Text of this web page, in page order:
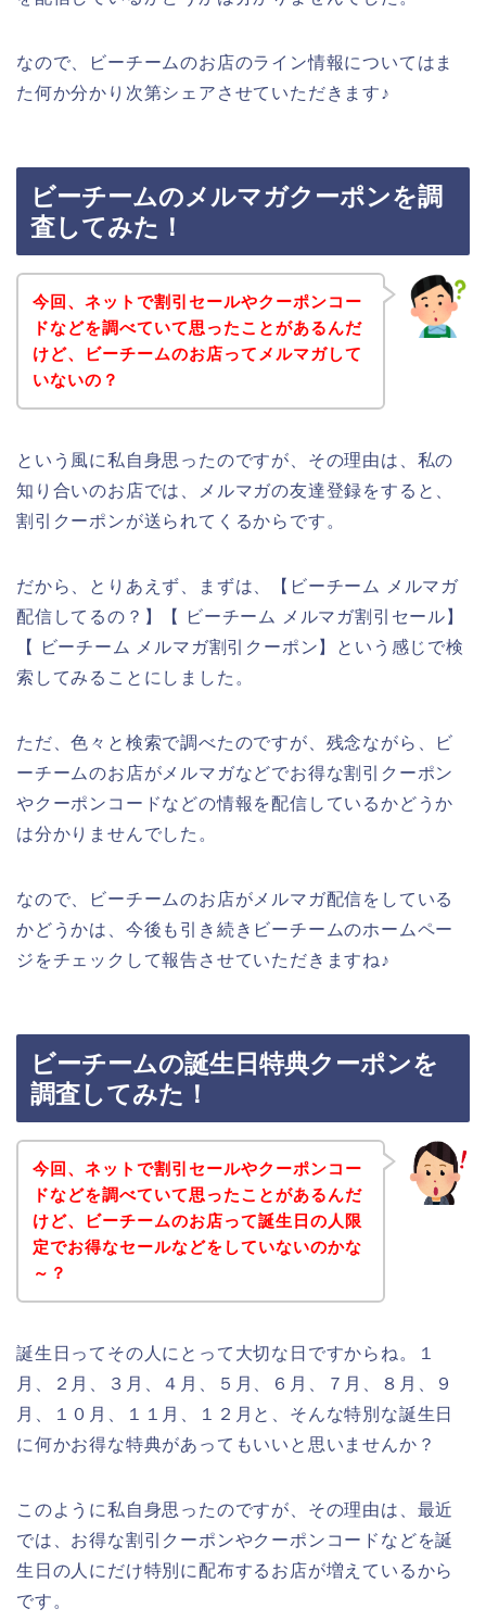
なので、ビーチームのお店のライン情報についてはま
た何か分かり次第シェアさせていただきます♪
ビーチームのメルマガクーポンを調
査してみた！
今回、ネットで割引セールやクーポンコー
ドなどを調べていて思ったことがあるんだ
けど、ビーチームのお店ってメルマガして
いないの？
という風に私自身思ったのですが、その理由は、私の
知り合いのお店では、メルマガの友達登録をすると、
割引クーポンが送られてくるからです。
だから、とりあえず、まずは、【ビーチーム メルマガ
配信してるの？】【 ビーチーム メルマガ割引セール】
【 ビーチーム メルマガ割引クーポン】という感じで検
索してみることにしました。
ただ、色々と検索で調べたのですが、残念ながら、ビ
ーチームのお店がメルマガなどでお得な割引クーポン
やクーポンコードなどの情報を配信しているかどうか
は分かりませんでした。
なので、ビーチームのお店がメルマガ配信をしている
かどうかは、今後も引き続きビーチームのホームペー
ジをチェックして報告させていただきますね♪
ビーチームの誕生日特典クーポンを
調査してみた！
今回、ネットで割引セールやクーポンコー
ドなどを調べていて思ったことがあるんだ
けど、ビーチームのお店って誕生日の人限
定でお得なセールなどをしていないのかな
～？
誕生日ってその人にとって大切な日ですからね。１
月、２月、３月、４月、５月、６月、７月、８月、９
月、１０月、１１月、１２月と、そんな特別な誕生日
に何かお得な特典があってもいいと思いませんか？
このように私自身思ったのですが、その理由は、最近
では、お得な割引クーポンやクーポンコードなどを誕
生日の人にだけ特別に配布するお店が増えているから
です。